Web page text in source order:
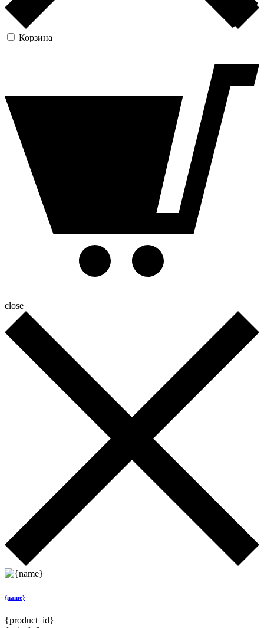
Корзина
close
{name}
{product_id}